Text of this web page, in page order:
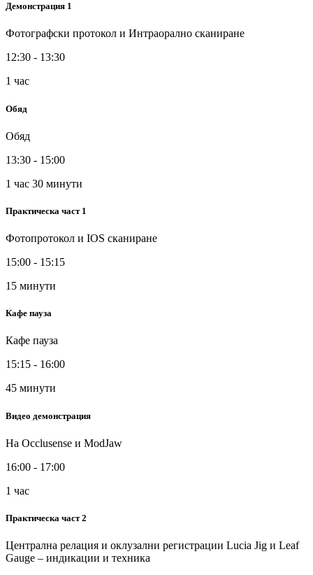
Демонстрация 1
Фотографски протокол и Интраорално сканиране
12:30 - 13:30
1 час
Обяд
Обяд
13:30 - 15:00
1 час 30 минути
Практическа част 1
Фотопротокол и IOS сканиране
15:00 - 15:15
15 минути
Кафе пауза
Кафе пауза
15:15 - 16:00
45 минути
Видео демонстрация
На Occlusense и ModJaw
16:00 - 17:00
1 час
Практическа част 2
Централна релация и оклузални регистрации Lucia Jig и Leaf
Gauge – индикации и техника